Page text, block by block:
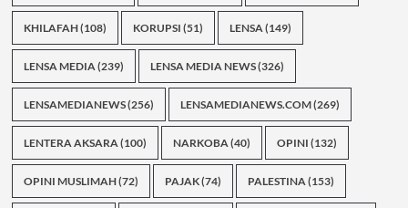
KHILAFAH(108) KORUPSI (51) LENSA(149)
LENSA MEDIA(239) LENSA MEDIA NEWS(326)
LENSAMEDIANEWS(256) LENSAMEDIANEWS.COM(269)
LENTERA AKSARA(100) NARKOBA(40) OPINI (132)
OPINI MUSLIMAH(72) PAJAK(74) PALESTINA(153)